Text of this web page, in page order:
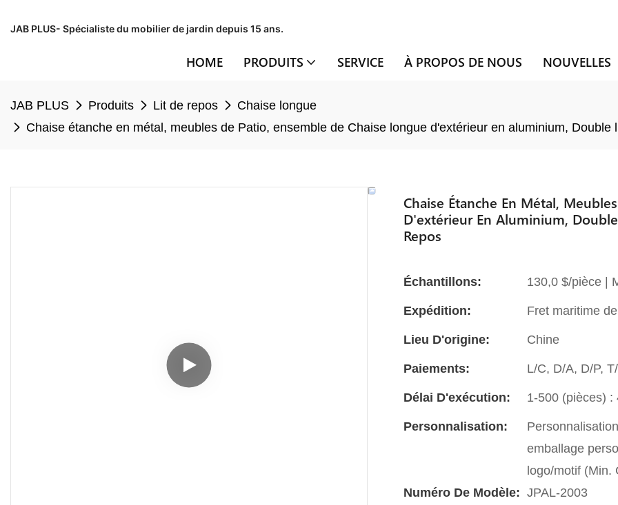
JAB PLUS- Spécialiste du mobilier de jardin depuis 15 ans.
HOME PRODUITS SERVICE À PROPOS DE NOUS NOUVELLES
JAB PLUS Produits Lit de repos
Chaise longue
Chaise étanche en métal, meubles de Patio, ensemble de Chaise longue d'extérieur en aluminium,
Chaise Étanche En Métal,
D'extérieur En Aluminium,
Repos
Échantillons: 130,0 $/pièce |
Expédition: Fret maritime
Lieu D'origine: Chine
Paiements: L/C, D/A, D/P,
Délai D'exécution: 1-500 (pièces) :
Personnalisation:
emballage
logo/motif (Min.
Numéro De Modèle: JPAL-2003